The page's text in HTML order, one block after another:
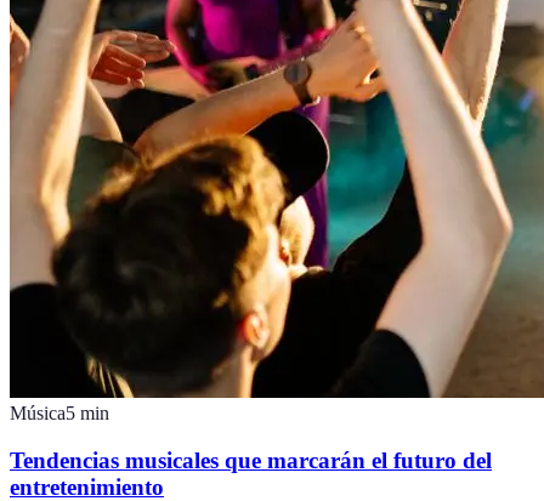
Música5 min
Tendencias musicales que marcarán el futuro del
entretenimiento